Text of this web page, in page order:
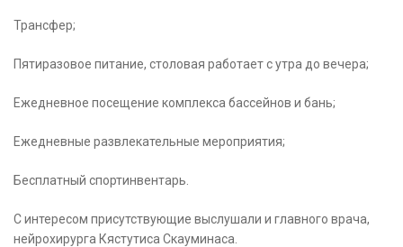
Трансфер;
Пятиразовое питание, столовая работает с утра до вечера;
Ежедневное посещение комплекса бассейнов и бань;
Ежедневные развлекательные мероприятия;
Бесплатный спортинвентарь.
С интересом присутствующие выслушали и главного врача,
нейрохирурга Кястутиса Скауминаса.